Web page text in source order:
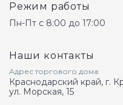
Режим работы
Пн-Пт с 8:00 до 17:00
Наши контакты
Адрес торгового дома:
Краснодарский край, г.
ул. Морская, 15